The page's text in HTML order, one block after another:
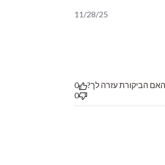
11/28/25
האם הביקורת עזרה לך?
0
0